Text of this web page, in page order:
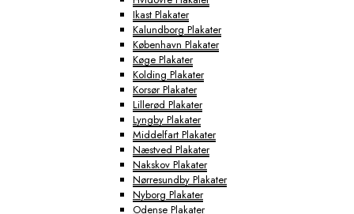
Ikast Plakater
Kalundborg Plakater
København Plakater
Køge Plakater
Kolding Plakater
Korsør Plakater
Lillerød Plakater
Lyngby Plakater
Middelfart Plakater
Næstved Plakater
Nakskov Plakater
Nørresundby Plakater
Nyborg Plakater
Odense Plakater